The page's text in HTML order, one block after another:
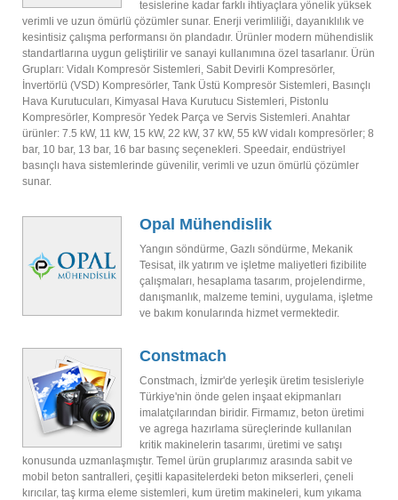
tesislerine kadar farklı ihtiyaçlara yönelik yüksek
verimli ve uzun ömürlü çözümler sunar. Enerji verimliliği, dayanıklılık ve
kesintisiz çalışma performansı ön plandadır. Ürünler modern mühendislik
standartlarına uygun geliştirilir ve sanayi kullanımına özel tasarlanır. Ürün
Grupları: Vidalı Kompresör Sistemleri, Sabit Devirli Kompresörler,
İnvertörlü (VSD) Kompresörler, Tank Üstü Kompresör Sistemleri, Basınçlı
Hava Kurutucuları, Kimyasal Hava Kurutucu Sistemleri, Pistonlu
Kompresörler, Kompresör Yedek Parça ve Servis Sistemleri. Anahtar
ürünler: 7.5 kW, 11 kW, 15 kW, 22 kW, 37 kW, 55 kW vidalı kompresörler; 8
bar, 10 bar, 13 bar, 16 bar basınç seçenekleri. Speedair, endüstriyel
basınçlı hava sistemlerinde güvenilir, verimli ve uzun ömürlü çözümler
sunar.
Opal Mühendislik
Yangın söndürme, Gazlı söndürme, Mekanik
Tesisat, ilk yatırım ve işletme maliyetleri fizibilite
çalışmaları, hesaplama tasarım, projelendirme,
danışmanlık, malzeme temini, uygulama, işletme
ve bakım konularında hizmet vermektedir.
Constmach
Constmach, İzmir'de yerleşik üretim tesisleriyle
Türkiye'nin önde gelen inşaat ekipmanları
imalatçılarından biridir. Firmamız, beton üretimi
ve agrega hazırlama süreçlerinde kullanılan
kritik makinelerin tasarımı, üretimi ve satışı
konusunda uzmanlaşmıştır. Temel ürün gruplarımız arasında sabit ve
mobil beton santralleri, çeşitli kapasitelerdeki beton mikserleri, çeneli
kırıcılar, taş kırma eleme sistemleri, kum üretim makineleri, kum yıkama